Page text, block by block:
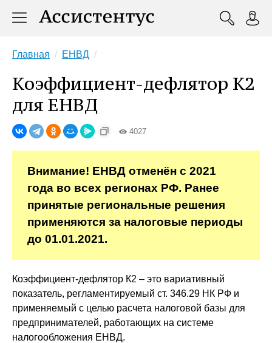
Главная ЕНВД
Коэффициент-дефлятор К2
для ЕНВД
4027
Внимание! ЕНВД отменён с 2021
года во всех регионах РФ. Ранее
принятые региональные решения
применяются за налоговые периоды
до 01.01.2021.
Коэффициент-дефлятор К2 – это вариативный
показатель, регламентируемый ст. 346.29 НК РФ и
применяемый с целью расчета налоговой базы для
предпринимателей, работающих на системе
налогообложения ЕНВД.